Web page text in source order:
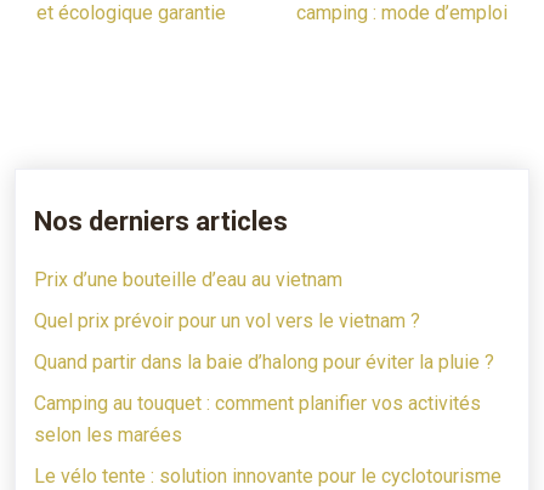
et écologique garantie
camping : mode d’emploi
Nos derniers articles
Prix d’une bouteille d’eau au vietnam
Quel prix prévoir pour un vol vers le vietnam ?
Quand partir dans la baie d’halong pour éviter la pluie ?
Camping au touquet : comment planifier vos activités
selon les marées
Le vélo tente : solution innovante pour le cyclotourisme